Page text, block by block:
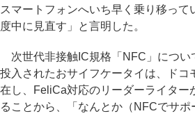
スマートフォンへいち早く乗り移って
度中に見直す」と言明した。
次世代非接触IC規格「NFC」につい
投入されたおサイフケータイは、ドコ
在し、FeliCa対応のリーダーライター
ることから、「なんとか（NFCでサ